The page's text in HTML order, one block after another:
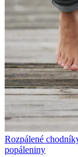
Rozpálené
popáleniny